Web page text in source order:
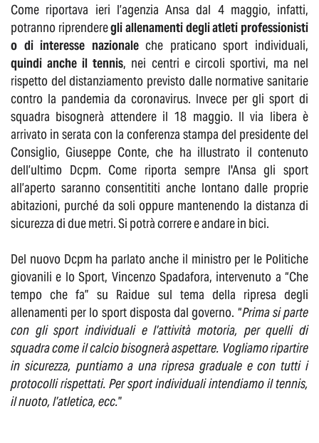
Come riportava ieri l’agenzia Ansa dal 4 maggio, infatti,
potranno riprenderegli allenamenti degli atleti professionisti
o di interesse nazionaleche praticano sport individuali,
quindi anche il tennis, nei centri e circoli sportivi, ma nel
rispetto del distanziamento previsto dalle normative sanitarie
contro la pandemia da coronavirus. Invece per gli sport di
squadra bisognerà attendere il 18 maggio. Il via libera è
arrivato in serata con la conferenza stampa del presidente del
Consiglio, Giuseppe Conte, che ha illustrato il contenuto
dell’ultimo Dcpm. Come riporta sempre l'Ansa gli sport
all’aperto saranno consentititi anche lontano dalle proprie
abitazioni, purché da soli oppure mantenendo la distanza di
sicurezza di due metri. Si potrà correre e andare in bici.
Del nuovo Dcpm ha parlato anche il ministro per le Politiche
giovanili e lo Sport, Vincenzo Spadafora, intervenuto a “Che
tempo che fa” su Raidue sul tema della ripresa degli
allenamenti per lo sport disposta dal governo. “Prima si parte
con gli sport individuali e l’attività motoria, per quelli di
squadra come il calcio bisognerà aspettare. Vogliamo ripartire
in sicurezza, puntiamo a una ripresa graduale e con tutti i
protocolli rispettati. Per sport individuali intendiamo il tennis,
il nuoto, l’atletica, ecc.”